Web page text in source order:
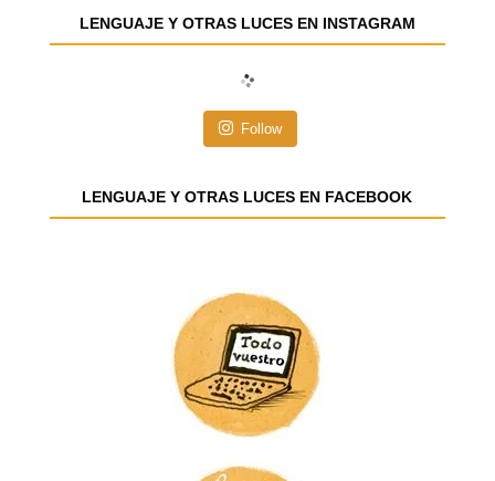
c
m
LENGUAJE Y OTRAS LUCES EN INSTAGRAM
Follow
LENGUAJE Y OTRAS LUCES EN FACEBOOK